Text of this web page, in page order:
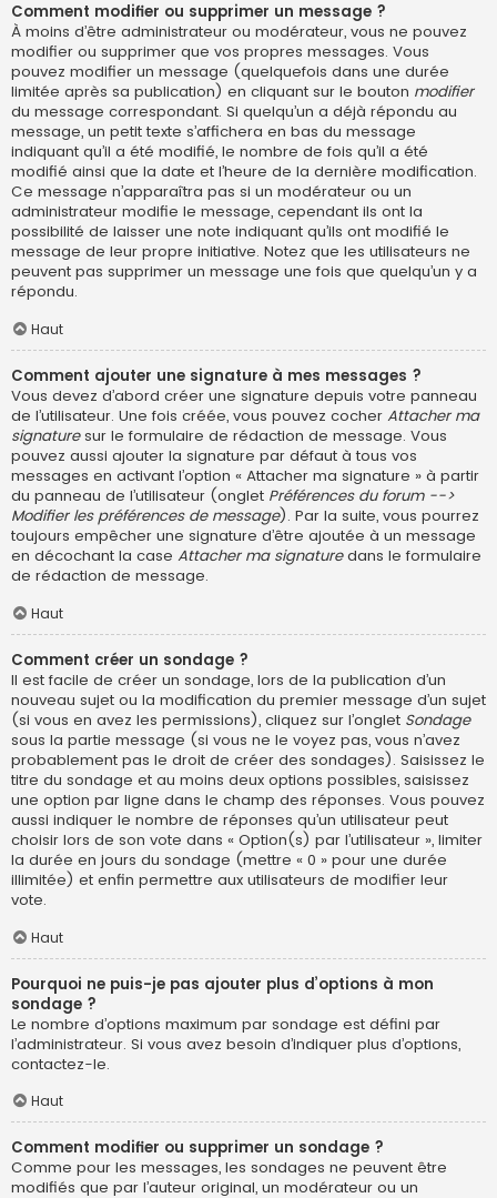
Comment modifier ou supprimer un message ?
À moins d’être administrateur ou modérateur, vous ne pouvez
modifier ou supprimer que vos propres messages. Vous
pouvez modifier un message (quelquefois dans une durée
limitée après sa publication) en cliquant sur le bouton modifier
du message correspondant. Si quelqu’un a déjà répondu au
message, un petit texte s’affichera en bas du message
indiquant qu’il a été modifié, le nombre de fois qu’il a été
modifié ainsi que la date et l’heure de la dernière modification.
Ce message n’apparaîtra pas si un modérateur ou un
administrateur modifie le message, cependant ils ont la
possibilité de laisser une note indiquant qu’ils ont modifié le
message de leur propre initiative. Notez que les utilisateurs ne
peuvent pas supprimer un message une fois que quelqu’un y a
répondu.
Haut
Comment ajouter une signature à mes messages ?
Vous devez d’abord créer une signature depuis votre panneau
de l’utilisateur. Une fois créée, vous pouvez cocher Attacher ma
signaturesur le formulaire de rédaction de message. Vous
pouvez aussi ajouter la signature par défaut à tous vos
messages en activant l’option « Attacher ma signature » à partir
du panneau de l’utilisateur (onglet Préférences du forum -->
Modifier les préférences de message). Par la suite, vous pourrez
toujours empêcher une signature d’être ajoutée à un message
en décochant la case Attacher ma signaturedans le formulaire
de rédaction de message.
Haut
Comment créer un sondage ?
Il est facile de créer un sondage, lors de la publication d’un
nouveau sujet ou la modification du premier message d’un sujet
(si vous en avez les permissions), cliquez sur l’onglet Sondage
sous la partie message (si vous ne le voyez pas, vous n’avez
probablement pas le droit de créer des sondages). Saisissez le
titre du sondage et au moins deux options possibles, saisissez
une option par ligne dans le champ des réponses. Vous pouvez
aussi indiquer le nombre de réponses qu’un utilisateur peut
choisir lors de son vote dans « Option(s) par l’utilisateur », limiter
la durée en jours du sondage (mettre « 0 » pour une durée
illimitée) et enfin permettre aux utilisateurs de modifier leur
vote.
Haut
Pourquoi ne puis-je pas ajouter plus d’options à mon
sondage ?
Le nombre d’options maximum par sondage est défini par
l’administrateur. Si vous avez besoin d’indiquer plus d’options,
contactez-le.
Haut
Comment modifier ou supprimer un sondage ?
Comme pour les messages, les sondages ne peuvent être
modifiés que par l’auteur original, un modérateur ou un